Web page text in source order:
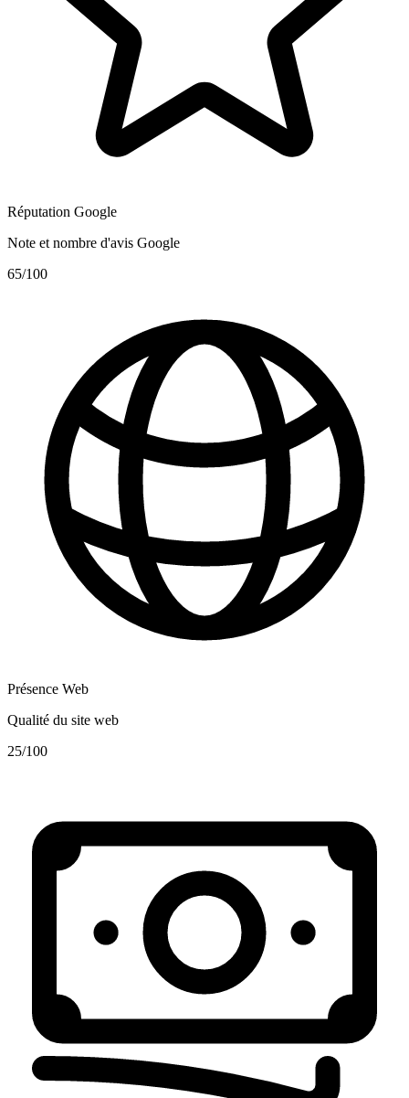
Réputation Google
Note et nombre d'avis Google
65/100
Présence Web
Qualité du site web
25/100